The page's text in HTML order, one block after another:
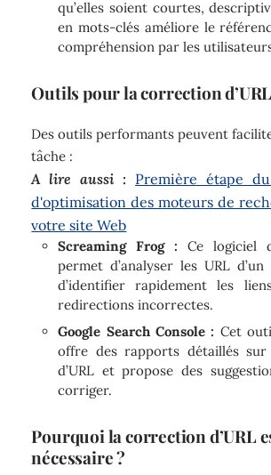
qu’elles soient courtes,
en mots-clés améliore le
compréhension par les
Outils pour la correction d’URL
Des outils performants peuvent
tâche :
A lire aussi : Première étape
d'optimisation des moteurs de
votre site Web
Screaming Frog : Ce logiciel
permet d’analyser les URL
d’identifier rapidement les
redirections incorrectes.
Google Search Console : Cet
offre des rapports détaillés
d’URL et propose des
corriger.
Pourquoi la correction d’URL
nécessaire ?